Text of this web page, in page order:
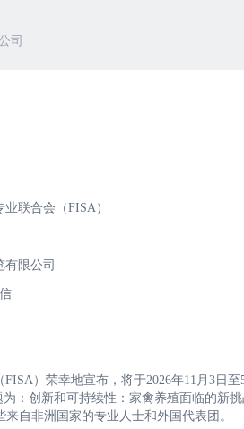
司
联合会（FISA）
限公司
）荣幸地宣布，将于2026年11月3日
：创新和可持续性：家禽养殖面临的新
自非洲国家的专业人士和外国代表团。